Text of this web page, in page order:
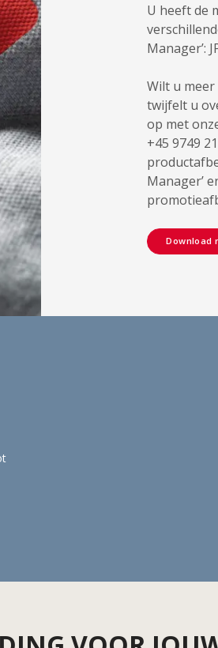
U heeft de
Manager’:
Wilt u
twijfelt u
op met
+45 9749
Manager’
Download